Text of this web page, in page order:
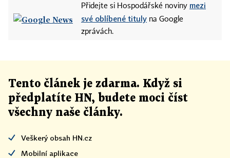
Přidejte si Hospodářské noviny mezi
své oblíbené tituly na Google
zprávách.
Tento článek je zdarma. Když si
předplatíte HN, budete moci číst
všechny naše články.
Veškerý obsah HN.cz
Mobilní aplikace